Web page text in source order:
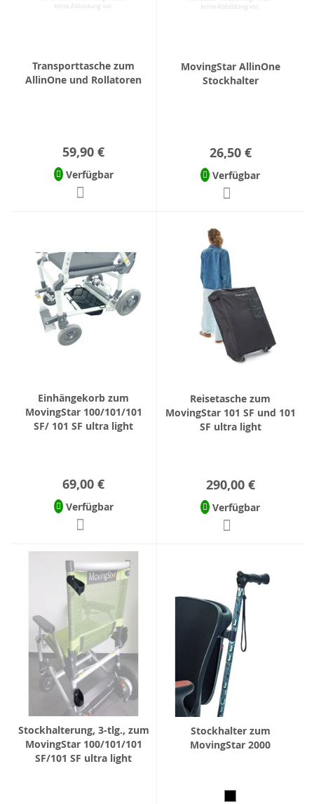
Transporttasche zum
AllinOne und Rollatoren
59,90 €
Verfügbar
MovingStar AllinOne
Stockhalter
26,50 €
Verfügbar
Einhängekorb zum
MovingStar 100/101/101
SF/ 101 SF ultra light
69,00 €
Verfügbar
Reisetasche zum
MovingStar 101 SF und 101
SF ultra light
290,00 €
Verfügbar
Stockhalterung, 3-tlg., zum
MovingStar 100/101/101
SF/101 SF ultra light
Stockhalter zum
MovingStar 2000